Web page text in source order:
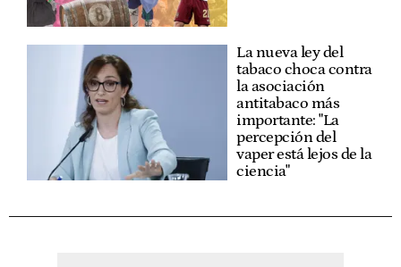
La nueva ley del
tabaco choca contra
la asociación
antitabaco más
importante: "La
percepción del
vaper está lejos de la
ciencia"